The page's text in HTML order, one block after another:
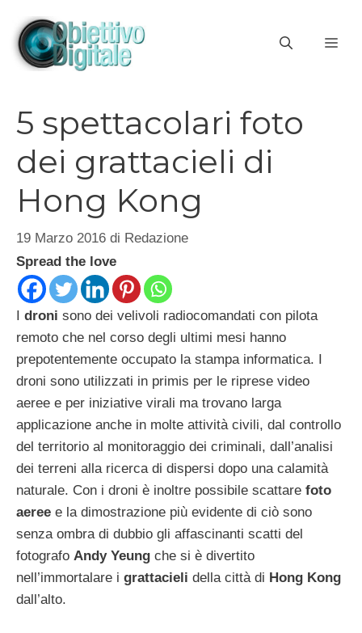
contenuto
5 spettacolari foto
dei grattacieli di
Hong Kong
19 Marzo 2016 di Redazione
Spread the love
I droni sono dei velivoli radiocomandati con pilota
remoto che nel corso degli ultimi mesi hanno
prepotentemente occupato la stampa informatica. I
droni sono utilizzati in primis per le riprese video
aeree e per iniziative virali ma trovano larga
applicazione anche in molte attività civili, dal controllo
del territorio al monitoraggio dei criminali, dall’analisi
dei terreni alla ricerca di dispersi dopo una calamità
naturale. Con i droni è inoltre possibile scattare foto
aeree e la dimostrazione più evidente di ciò sono
senza ombra di dubbio gli affascinanti scatti del
fotografo Andy Yeung che si è divertito
nell’immortalare i grattacieli della città di Hong Kong
dall’alto.